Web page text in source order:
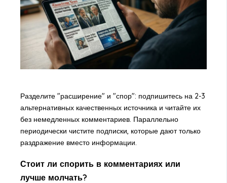
Разделите "расширение" и "спор": подпишитесь на 2-3
альтернативных качественных источника и читайте их
без немедленных комментариев. Параллельно
периодически чистите подписки, которые дают только
раздражение вместо информации.
Стоит ли спорить в комментариях или
лучше молчать?